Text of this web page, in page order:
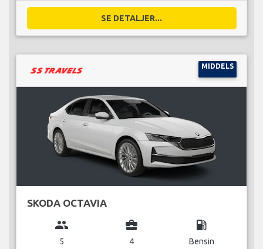
SE DETALJER...
MIDDELS
SKODA OCTAVIA
group
5
business_center
4
local_gas_station
Bensin